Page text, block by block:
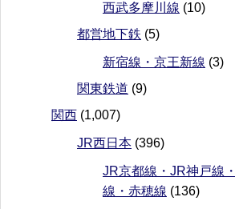
西武多摩川線 (10)
都営地下鉄 (5)
新宿線・京王新線 (3)
関東鉄道 (9)
関西 (1,007)
JR西日本 (396)
JR京都線・JR神戸線
線・赤穂線 (136)